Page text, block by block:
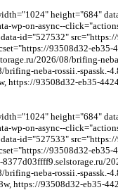
height="684"
wp-on-async--
id="527532"
93508d32-
2026/08/brifing-
neba-rossii.-
https://93508d32-eb35-
height="684"
wp-on-async--
id="527533"
93508d32-
neba-rossii.-
https://93508d32-eb35-